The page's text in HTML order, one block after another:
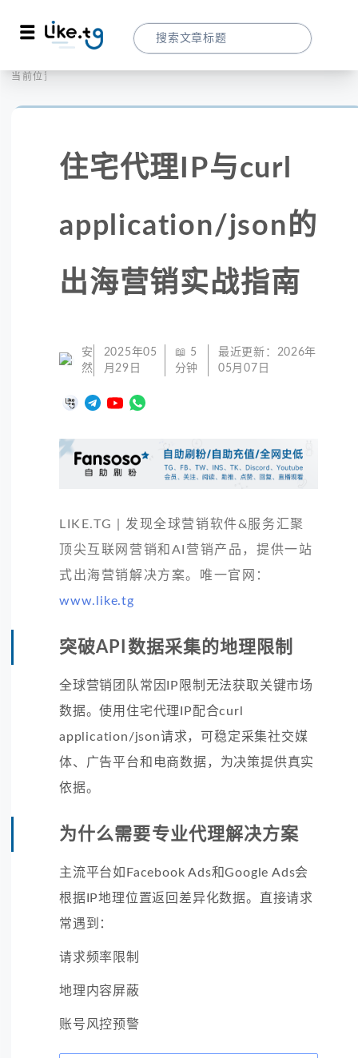
当前位置：
住宅代理IP与curl
application/json的
出海营销实战指南
安
然
2025年05
月29日
📖 5
分钟
最近更新： 2026年
05月07日
LIKE.TG | 发现全球营销软件&服务汇聚
顶尖互联网营销和AI营销产品，提供一站
式出海营销解决方案。唯一官网：
www.like.tg
突破API数据采集的地理限制
全球营销团队常因IP限制无法获取关键市场
数据。使用住宅代理IP配合curl
application/json请求，可稳定采集社交媒
体、广告平台和电商数据，为决策提供真实
依据。
为什么需要专业代理解决方案
主流平台如Facebook Ads和Google Ads会
根据IP地理位置返回差异化数据。直接请求
常遇到：
请求频率限制
地理内容屏蔽
账号风控预警